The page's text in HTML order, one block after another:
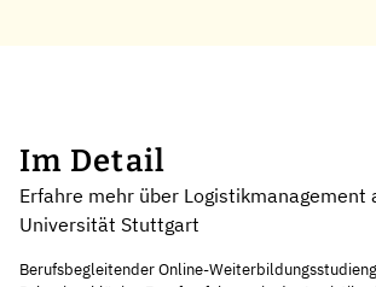
Im Detail
Erfahre mehr über Logistikmanagement
Universität Stuttgart
Berufsbegleitender Online-